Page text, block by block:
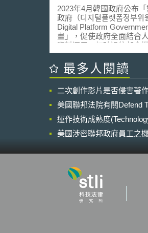
2023年4月韓國政府公布
政府（디지털플랫폼정부위
Digital Platform
畫」，促使政府全面結合
資料運用，打破過往部會
展數位專業的阻隔，為國
化整合的政府服務，並鼓
新。 「數位平台政府」為2022年新任
一，同年7月頒定組織條例
於總統之「數位平台政府委
委任財政、科學、行政及
會首長及19位專家組成。
府實施計畫預計2027年完
出4項數位平台政府關鍵服
民服務：建立政府綜合服
整中央、地方各級單位之
捐、福利等內容，提供如
整合」之個性化便利服務
民不便與潛在社會問題。 (2)智慧的一
體式政府：擴大機構間資
最多人閱讀
二次創作影片是否侵害著
美國聯邦法院有關Defend
運作技術成熟度
美國涉密聯邦政府員工之